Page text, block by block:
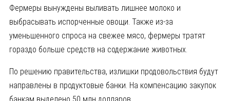
Фермеры вынуждены выливать лишнее молоко и
выбрасывать испорченные овощи. Также из-за
уменьшенного спроса на свежее мясо, фермеры тратят
гораздо больше средств на содержание животных.
По решению правительства, излишки продовольствия будут
направлены в продуктовые банки. На компенсацию закупок